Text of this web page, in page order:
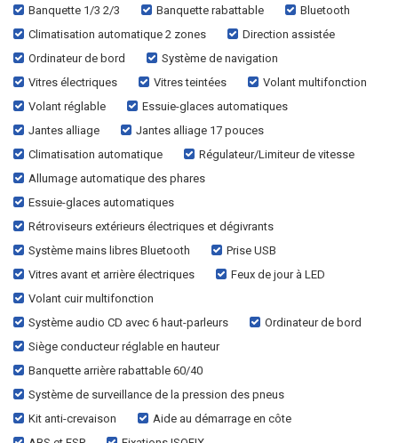
Banquette 1/3 2/3 Banquette rabattable
Bluetooth
Climatisation automatique 2 zones
Direction assistée
Ordinateur de bord
Système de navigation
Vitres électriques
Vitres teintées
Volant multifonction
Volant réglable
Essuie-glaces automatiques
Jantes alliage
Jantes alliage 17 pouces
Climatisation automatique
Régulateur/Limiteur de vitesse
Allumage automatique des phares
Essuie-glaces automatiques
Rétroviseurs extérieurs électriques et dégivrants
Système mains libres Bluetooth
Prise USB
Vitres avant et arrière électriques
Feux de jour à LED
Volant cuir multifonction
Système audio CD avec 6 haut-parleurs
Ordinateur de bord
Siège conducteur réglable en hauteur
Banquette arrière rabattable 60/40
Système de surveillance de la pression des pneus
Kit anti-crevaison
Aide au démarrage en côte